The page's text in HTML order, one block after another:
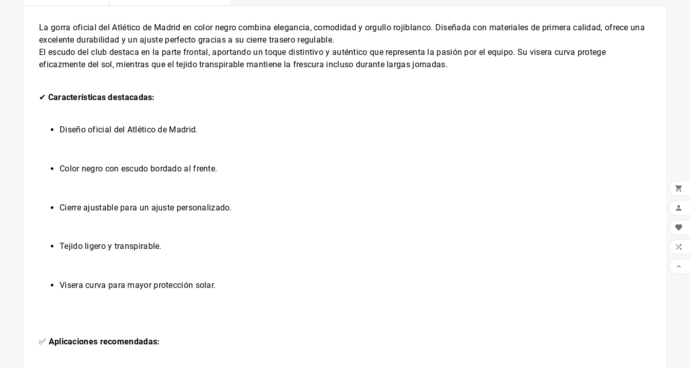
La gorra oficial del Atlético de Madrid en color negro combina elegancia, comodidad y orgullo rojiblanco. Diseñada con materiales de primera calidad, ofrece una
excelente durabilidad y un ajuste perfecto gracias a su cierre trasero regulable.
El escudo del club destaca en la parte frontal, aportando un toque distintivo y auténtico que representa la pasión por el equipo. Su visera curva protege
eficazmente del sol, mientras que el tejido transpirable mantiene la frescura incluso durante largas jornadas.
✔ Características destacadas:
Diseño oficial del Atlético de Madrid.
Color negro con escudo bordado al frente.
Cierre ajustable para un ajuste personalizado.
Tejido ligero y transpirable.
Visera curva para mayor protección solar.
✅ Aplicaciones recomendadas:




